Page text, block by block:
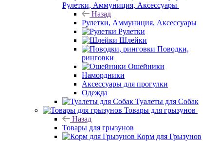
Рулетки, Аммуниция, Аксессуары
Назад
Рулетки, Аммуниция, Аксессуары
Рулетки
Шлейки
Поводки,
ринговки
Ошейники
Намордники
Аксессуары для прогулки
Одежда
Туалеты для Собак
Товары для грызунов
Назад
Товары для грызунов
Корм для Грызунов